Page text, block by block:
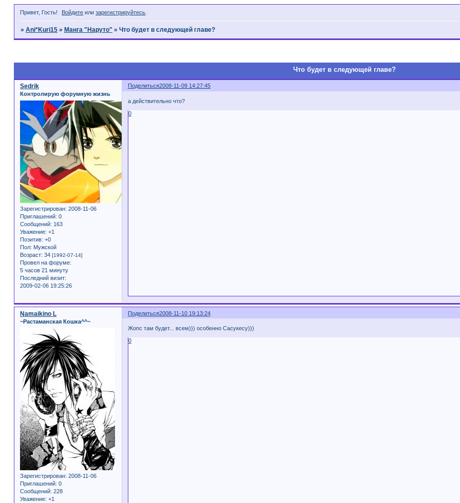
Привет, Гость! Войдите илизарегистрируйтесь
» Ani*Kuri15 » Манга "Наруто" » Что будет в следующей главе?
Что будет в следующей главе?
Поделиться2008-11-09 14:27:45
Sedrik
Контролирую форумную жизнь
Зарегистрирован: 2008-11-06
Приглашений: 0
Сообщений: 163
Уважение: +1
Позитив: +0
Пол: Мужской
Возраст: 34 [1992-07-14]
Провел на форуме:
5 часов 21 минуту
Последний визит:
2009-02-06 19:25:26
а действительно что?
0
Поделиться2008-11-10 19:13:24
Namaikino L
~Растаманская Кошка^^~
Зарегистрирован: 2008-11-06
Приглашений: 0
Сообщений: 228
Уважение: +1
Жопс там будет... всем))) особенно Сасукесу)))
0